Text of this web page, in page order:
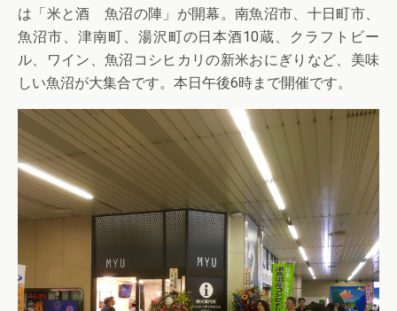
は「米と酒 魚沼の陣」が開幕。南魚沼市、十日町市、
魚沼市、津南町、湯沢町の日本酒10蔵、クラフトビー
ル、ワイン、魚沼コシヒカリの新米おにぎりなど、美味
しい魚沼が大集合です。本日午後6時まで開催です。